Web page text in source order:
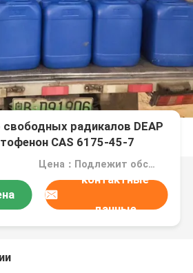
радикалов DEAP
CAS 6175-45-7
с быстрой
Цена：Подлежит обсуждению
контактные
данные